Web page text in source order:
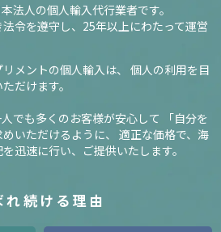
法人の個人輸入代行業者です。
令を遵守し、 25年以上にわたって運営
メントの個人輸入は、
個人の利用を目
だけます。
でも多くのお客様が安心して
「自分を
いただけるように、
適正な価格で、海
迅速に行い、ご提供いたします。
れ続ける理由